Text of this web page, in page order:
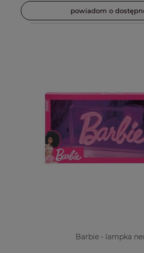
powiadom o
Barbie - lampka